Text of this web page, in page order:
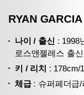
RYAN GARCIA
나이 / 출신 : 1998
로스앤젤레스 출신
키 / 리치 : 178cm/
체급 : 슈퍼페더급